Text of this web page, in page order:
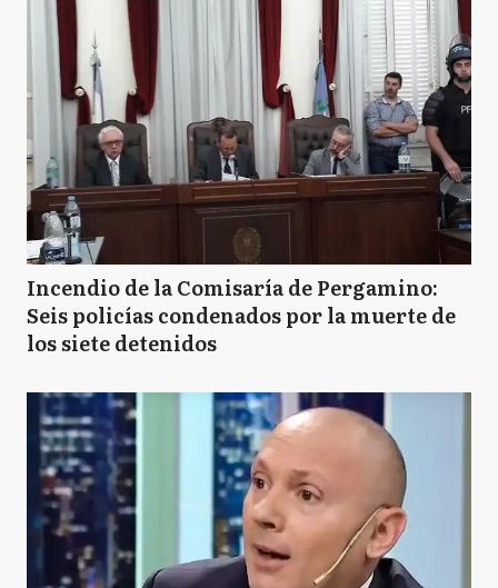
Incendio de la Comisaría de Pergamino:
Seis policías condenados por la muerte de
los siete detenidos